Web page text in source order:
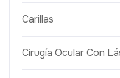
Carillas
Cirugía Ocular Con